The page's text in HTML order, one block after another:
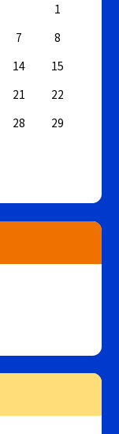
1
7
8
14
15
21
22
28
29